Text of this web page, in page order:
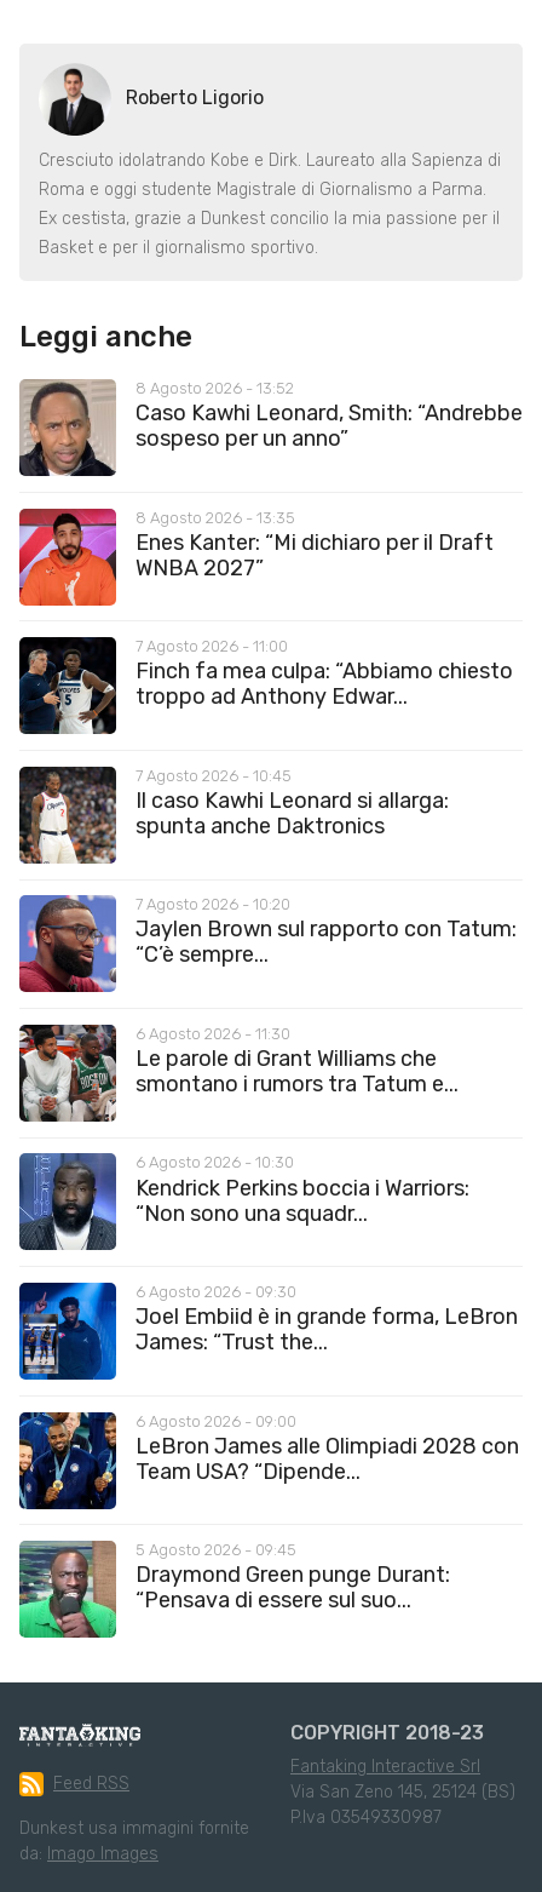
Roberto Ligorio
Cresciuto idolatrando Kobe e Dirk. Laureato alla Sapienza di
Roma e oggi studente Magistrale di Giornalismo a Parma.
Ex cestista, grazie a Dunkest concilio la mia passione per il
Basket e per il giornalismo sportivo.
Leggi anche
8 Agosto 2026 - 13:52
Caso Kawhi Leonard, Smith: “Andrebbe
sospeso per un anno”
8 Agosto 2026 - 13:35
Enes Kanter: “Mi dichiaro per il Draft
WNBA 2027”
7 Agosto 2026 - 11:00
Finch fa mea culpa: “Abbiamo chiesto
troppo ad Anthony Edwar...
7 Agosto 2026 - 10:45
Il caso Kawhi Leonard si allarga:
spunta anche Daktronics
7 Agosto 2026 - 10:20
Jaylen Brown sul rapporto con Tatum:
“C’è sempre...
6 Agosto 2026 - 11:30
Le parole di Grant Williams che
smontano i rumors tra Tatum e...
6 Agosto 2026 - 10:30
Kendrick Perkins boccia i Warriors:
“Non sono una squadr...
6 Agosto 2026 - 09:30
Joel Embiid è in grande forma, LeBron
James: “Trust the...
6 Agosto 2026 - 09:00
LeBron James alle Olimpiadi 2028 con
Team USA? “Dipende...
5 Agosto 2026 - 09:45
Draymond Green punge Durant:
“Pensava di essere sul suo...
Feed RSS
Dunkest usa immagini fornite
da: Imago Images
COPYRIGHT 2018-23
Fantaking Interactive Srl
Via San Zeno 145, 25124 (BS)
P.Iva 03549330987